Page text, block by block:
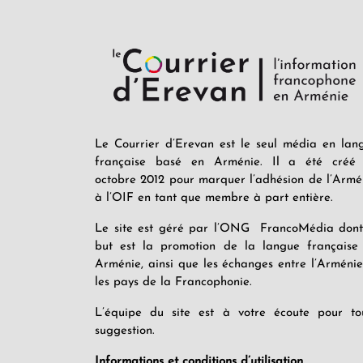
Le Courrier d’Erevan est le seul média en
française basé en Arménie. Il a été créé
octobre 2012 pour marquer l’adhésion de
à l’OIF en tant que membre à part entière.
Le site est géré par l’ONG FrancoMédia
but est la promotion de la langue française
Arménie, ainsi que les échanges entre
les pays de la Francophonie.
L’équipe du site est à votre écoute pour
suggestion.